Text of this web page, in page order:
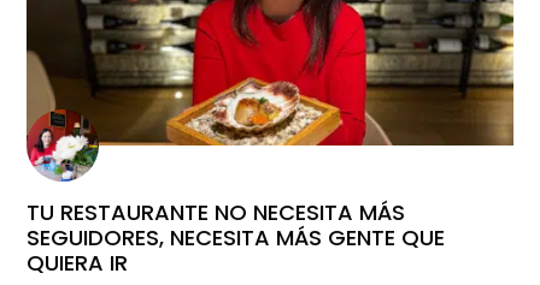
TU RESTAURANTE NO NECESITA MÁS
SEGUIDORES, NECESITA MÁS GENTE QUE
QUIERA IR